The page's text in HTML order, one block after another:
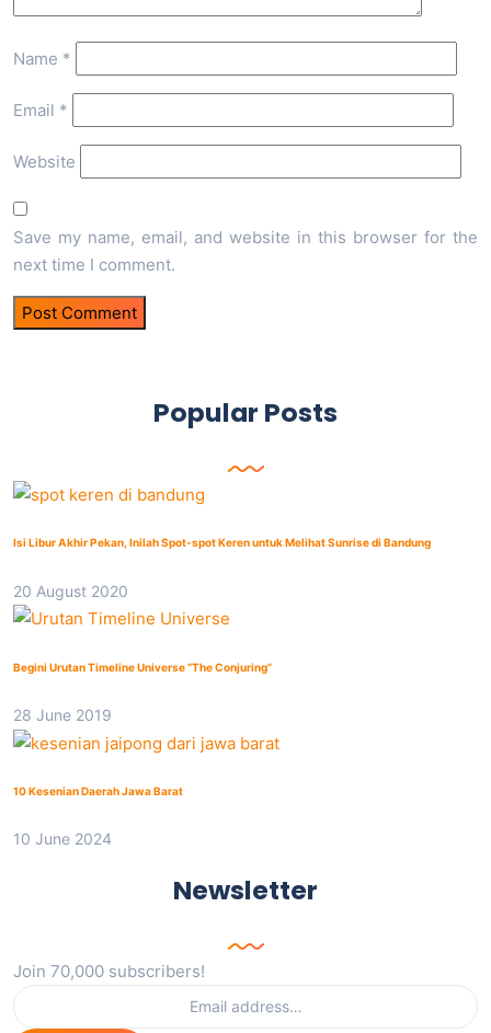
Name *
Email *
Website
Save my name, email, and website in this browser for the
next time I comment.
Popular Posts
Isi Libur Akhir Pekan, Inilah Spot-spot Keren untuk Melihat Sunrise di Bandung
20 August 2020
Begini Urutan Timeline Universe “The Conjuring”
28 June 2019
10 Kesenian Daerah Jawa Barat
10 June 2024
Newsletter
Join 70,000 subscribers!